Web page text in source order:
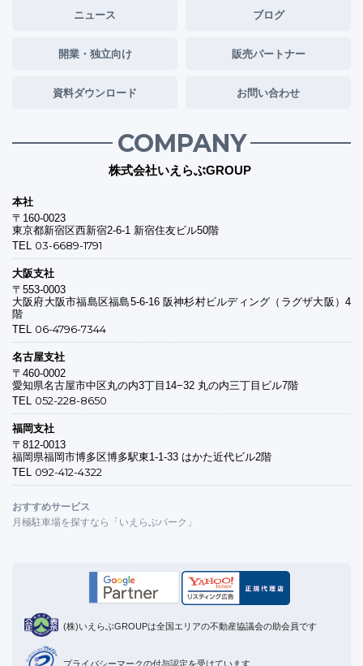
ニュース ブログ
開業・独立向け 販売パートナー
資料ダウンロード お問い合わせ
COMPANY
株式会社いえらぶGROUP
本社
〒160-0023
東京都新宿区西新宿2-6-1 新宿住友ビル50階
TEL 03-6689-1791
大阪支社
〒553-0003
大阪府大阪市福島区福島5-6-16 阪神杉村ビルディング（ラグザ大阪）4
階
TEL 06-4796-7344
名古屋支社
〒460-0002
愛知県名古屋市中区丸の内3丁目14−32 丸の内三丁目ビル7階
TEL 052-228-8650
福岡支社
〒812-0013
福岡県福岡市博多区博多駅東1-1-33 はかた近代ビル2階
TEL 092-412-4322
おすすめサービス
月極駐車場を探すなら「いえらぶパーク」
(株)いえらぶGROUPは全国エリアの不動産協議会の助会員です
プライバシーマークの付与認定を受けています